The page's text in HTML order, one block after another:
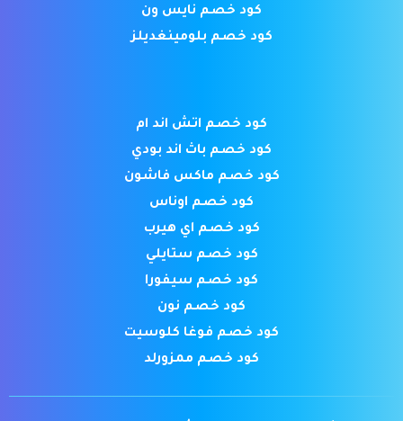
كود خصم نايس ون
كود خصم بلومينغديلز
كود خصم اتش اند ام
كود خصم باث اند بودي
كود خصم ماكس فاشون
كود خصم اوناس
كود خصم اي هيرب
كود خصم ستايلي
كود خصم سيفورا
كود خصم نون
كود خصم فوغا كلوسيت
كود خصم ممزورلد